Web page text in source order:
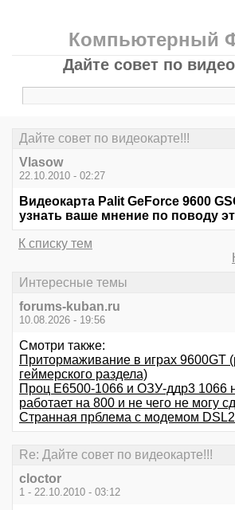
Компьютерный
Дайте совет по
Дайте совет по видеокарте!!!
Vlasow
22.10.2010 - 02:27
Видеокарта Palit GeForce 9600
узнать ваше мнение по поводу
К списку тем
Интересные темы
forums-kuban.ru
10.08.2026 - 19:56
Смотри также:
Притормаживание в играх 9600GT
геймерского раздела)
Проц Е6500-1066 и ОЗУ-ддр3 1066
работает на 800 и не чего не могу
Странная прблема с модемом
Re: Дайте совет по видеокарте!!!
cloctor
1 - 22.10.2010 - 03:12